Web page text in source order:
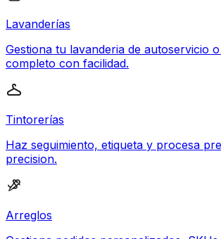
Lavanderías
Gestiona tu lavanderia de autoservicio
completo con facilidad.
Tintorerías
Haz seguimiento, etiqueta y procesa
precision.
Arreglos